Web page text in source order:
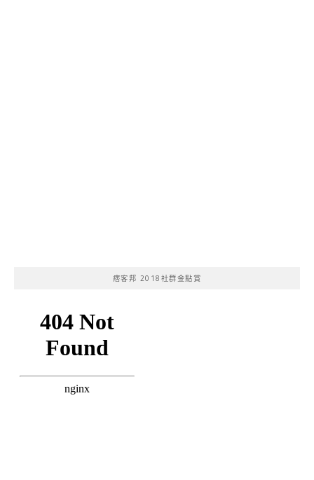
痞客邦 2018社群金點賞